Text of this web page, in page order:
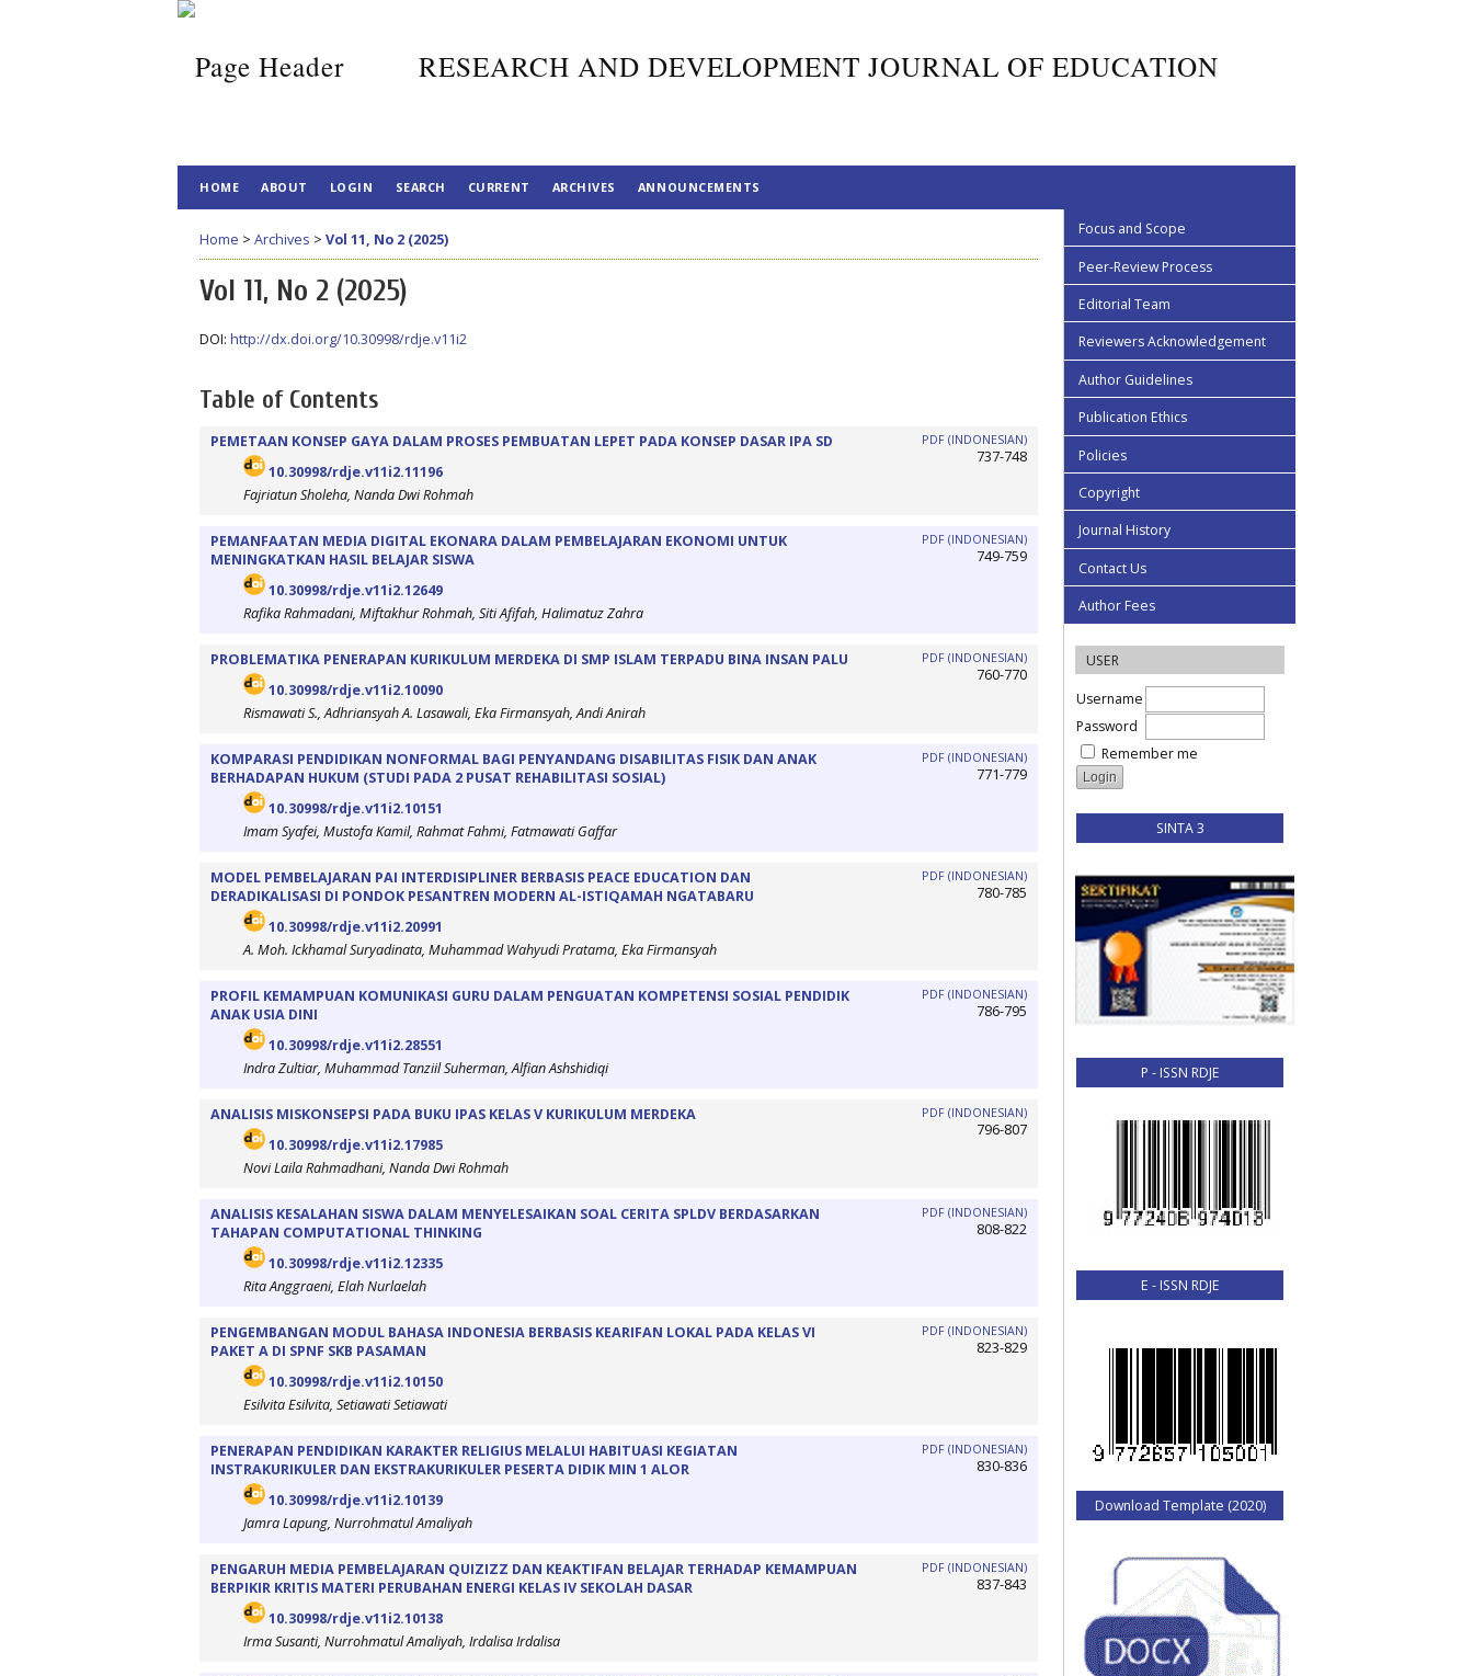
RESEARCH AND DEVELOPMENT JOURNAL OF EDUCATION
Focus and Scope
Peer-Review Process
Editorial Team
Reviewers Acknowledgement
Author Guidelines
Publication Ethics
Policies
Copyright
Journal History
Contact Us
Author Fees
USER
Username
Password
Remember me
SINTA 3
P - ISSN RDJE
E - ISSN RDJE
Download Template (2020)
HOME ABOUT LOGIN SEARCH CURRENT ARCHIVES ANNOUNCEMENTS
Home > Archives > Vol 11, No 2 (2025)
Vol 11, No 2 (2025)
DOI: http://dx.doi.org/10.30998/rdje.v11i2
Table of Contents
PEMETAAN KONSEP GAYA DALAM PROSES PEMBUATAN LEPET PADA KONSEP DASAR IPA SD
10.30998/rdje.v11i2.11196
Fajriatun Sholeha, Nanda Dwi Rohmah
PDF (INDONESIAN)
737-748
PEMANFAATAN MEDIA DIGITAL EKONARA DALAM PEMBELAJARAN EKONOMI UNTUK
MENINGKATKAN HASIL BELAJAR SISWA
10.30998/rdje.v11i2.12649
Rafika Rahmadani, Miftakhur Rohmah, Siti Afifah, Halimatuz Zahra
PDF (INDONESIAN)
749-759
PROBLEMATIKA PENERAPAN KURIKULUM MERDEKA DI SMP ISLAM TERPADU BINA INSAN PALU
10.30998/rdje.v11i2.10090
Rismawati S., Adhriansyah A. Lasawali, Eka Firmansyah, Andi Anirah
PDF (INDONESIAN)
760-770
KOMPARASI PENDIDIKAN NONFORMAL BAGI PENYANDANG DISABILITAS FISIK DAN ANAK
BERHADAPAN HUKUM (STUDI PADA 2 PUSAT REHABILITASI SOSIAL)
10.30998/rdje.v11i2.10151
Imam Syafei, Mustofa Kamil, Rahmat Fahmi, Fatmawati Gaffar
PDF (INDONESIAN)
771-779
MODEL PEMBELAJARAN PAI INTERDISIPLINER BERBASIS PEACE EDUCATION DAN
DERADIKALISASI DI PONDOK PESANTREN MODERN AL-ISTIQAMAH NGATABARU
10.30998/rdje.v11i2.20991
A. Moh. Ickhamal Suryadinata, Muhammad Wahyudi Pratama, Eka Firmansyah
PDF (INDONESIAN)
780-785
PROFIL KEMAMPUAN KOMUNIKASI GURU DALAM PENGUATAN KOMPETENSI SOSIAL PENDIDIK
ANAK USIA DINI
10.30998/rdje.v11i2.28551
Indra Zultiar, Muhammad Tanziil Suherman, Alfian Ashshidiqi
PDF (INDONESIAN)
786-795
ANALISIS MISKONSEPSI PADA BUKU IPAS KELAS V KURIKULUM MERDEKA
10.30998/rdje.v11i2.17985
Novi Laila Rahmadhani, Nanda Dwi Rohmah
PDF (INDONESIAN)
796-807
ANALISIS KESALAHAN SISWA DALAM MENYELESAIKAN SOAL CERITA SPLDV BERDASARKAN
TAHAPAN COMPUTATIONAL THINKING
10.30998/rdje.v11i2.12335
Rita Anggraeni, Elah Nurlaelah
PDF (INDONESIAN)
808-822
PENGEMBANGAN MODUL BAHASA INDONESIA BERBASIS KEARIFAN LOKAL PADA KELAS VI
PAKET A DI SPNF SKB PASAMAN
10.30998/rdje.v11i2.10150
Esilvita Esilvita, Setiawati Setiawati
PDF (INDONESIAN)
823-829
PENERAPAN PENDIDIKAN KARAKTER RELIGIUS MELALUI HABITUASI KEGIATAN
INSTRAKURIKULER DAN EKSTRAKURIKULER PESERTA DIDIK MIN 1 ALOR
10.30998/rdje.v11i2.10139
Jamra Lapung, Nurrohmatul Amaliyah
PDF (INDONESIAN)
830-836
PENGARUH MEDIA PEMBELAJARAN QUIZIZZ DAN KEAKTIFAN BELAJAR TERHADAP KEMAMPUAN
BERPIKIR KRITIS MATERI PERUBAHAN ENERGI KELAS IV SEKOLAH DASAR
10.30998/rdje.v11i2.10138
Irma Susanti, Nurrohmatul Amaliyah, Irdalisa Irdalisa
PDF (INDONESIAN)
837-843